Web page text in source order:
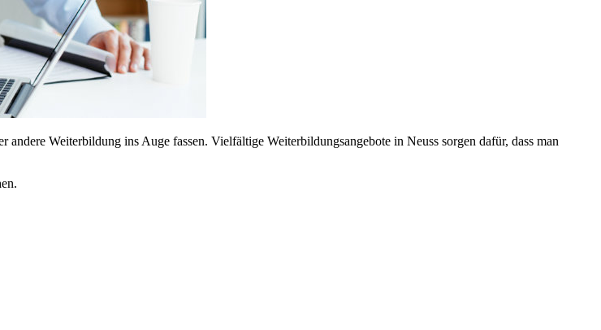
Weiterbildung ins Auge fassen. Vielfältige Weiterbildungsangebote in Neuss sorgen dafür, dass man